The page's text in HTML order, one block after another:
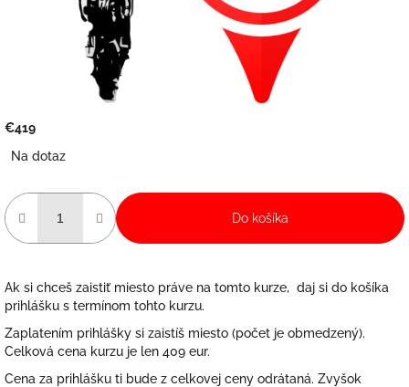
€419
cena:
Na dotaz
Do košíka
Ak si chceš zaistiť miesto práve na tomto kurze, daj si do košíka
prihlášku s termínom tohto kurzu.
Zaplatením prihlášky si zaistíš miesto (počet je obmedzený).
Celková cena kurzu je len 409 eur.
Cena za prihlášku ti bude z celkovej ceny odrátaná. Zvyšok